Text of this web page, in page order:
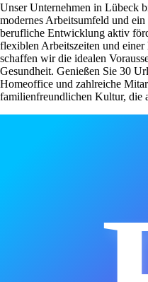
Unser Unternehmen in Lübeck
modernes Arbeitsumfeld und
berufliche Entwicklung aktiv
flexiblen Arbeitszeiten und
schaffen wir die idealen
Gesundheit. Genießen Sie 30
Homeoffice und zahlreiche
familienfreundlichen Kultur, die